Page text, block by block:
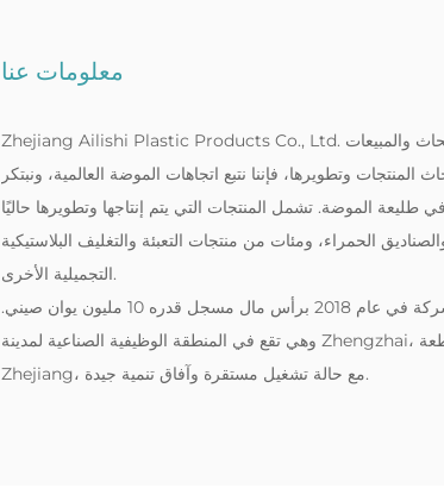
معلومات عنا
Zhejiang Ailishi Plastic Products Co., Ltd. هي مؤسسة مهنية تدمج الإنتاج وتطوير الأبحاث والمبيعات
المنتجات وتطويرها، فإننا نتبع اتجاهات الموضة العالمية، ونبتكر
الموضة. تشمل المنتجات التي يتم إنتاجها وتطويرها حاليًا
الحمراء، ومئات من منتجات التعبئة والتغليف البلاستيكية
التجميلية الأخرى.
‌نحن شركة منتجات بلاستيكية قوية. تأسست الشركة في عام 2018 برأس مال مسجل قدره 10 مليون يوان صيني.
وهي تقع في المنطقة الوظيفية الصناعية لمدينة Zhengzhai، مقاطعة Pujiang، مدينة Jinhua، مقاطعة
Zhejiang، مع حالة تشغيل مستقرة وآفاق تنمية جيدة.